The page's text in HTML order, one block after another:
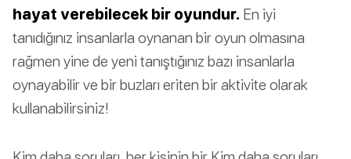
hayat verebilecek bir oyundur. En iyi
tanıdığınız insanlarla oynanan bir oyun olmasına
rağmen yine de yeni tanıştığınız bazı insanlarla
oynayabilir ve bir buzları eriten bir aktivite olarak
kullanabilirsiniz!